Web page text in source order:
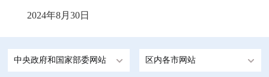
2024年8月30日
中央政府和国家部委网站 区内各市网站